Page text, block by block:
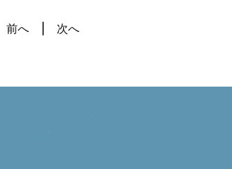
前へ 次へ